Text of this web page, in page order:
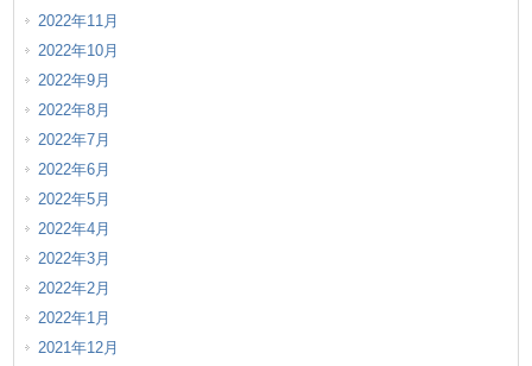
2022年11月
2022年10月
2022年9月
2022年8月
2022年7月
2022年6月
2022年5月
2022年4月
2022年3月
2022年2月
2022年1月
2021年12月